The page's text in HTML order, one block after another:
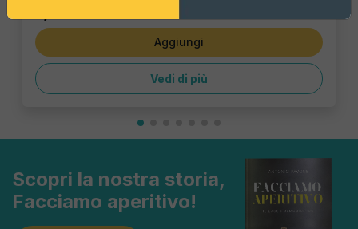
Aggiungi
Vedi di più
Scopri la nostra storia,
Facciamo aperitivo!